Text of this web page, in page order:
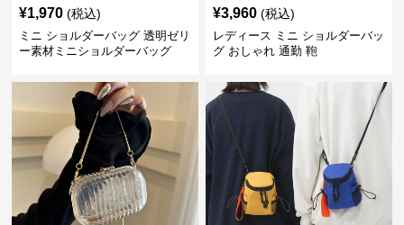
¥1,970 (税込)
ミニ ショルダーバッグ 透明ゼリ
ー素材ミニショルダーバッグ
¥3,960 (税込)
レディース ミニ ショルダーバッ
グ おしゃれ 通勤 鞄